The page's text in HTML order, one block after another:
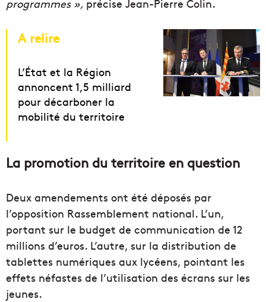
programmes », précise Jean-Pierre Colin.
A relire
L’État et la Région
annoncent 1,5 milliard
pour décarboner la
mobilité du territoire
La promotion du territoire en question
Deux amendements ont été déposés par
l’opposition Rassemblement national. L’un,
portant sur le budget de communication de 12
millions d’euros. L’autre, sur la distribution de
tablettes numériques aux lycéens, pointant les
effets néfastes de l’utilisation des écrans sur les
jeunes.